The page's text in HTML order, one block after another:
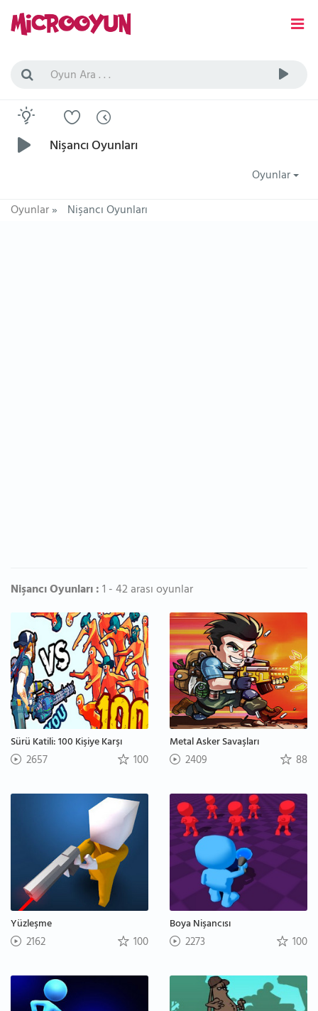
Nişancı Oyunları
Oyunlar
Oyunlar» Nişancı Oyunları
Nişancı Oyunları :1 - 42 arası oyunlar
Sürü Katili: 100 Kişiye Karşı
2657 100
Metal Asker Savaşları
2409 88
Yüzleşme
2162 100
Boya Nişancısı
2273 100